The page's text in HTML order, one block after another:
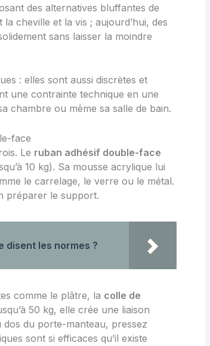
des alternatives bluffantes de
cheville et la vis ; aujourd’hui, des
sans laisser la moindre
: elles sont aussi discrètes et
une contrainte technique en une
chambre ou même sa salle de bain.
face
Le ruban adhésif double-face
10 kg). Sa mousse acrylique lui
le carrelage, le verre ou le métal.
préparer le support.
disent les normes ?
comme le plâtre, la colle de
50 kg, elle crée une liaison
du porte-manteau, pressez
sont si efficaces qu’il existe